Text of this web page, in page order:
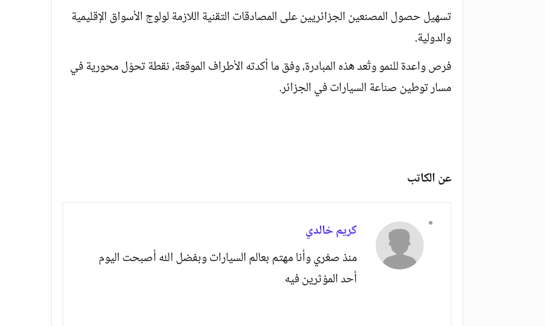
تسهيل حصول المصنعين الجزائريين على المصادقات التقنية اللازمة لولوج الأسواق الإقليمية
والدولية.
فرص واعدة للنمو وتُعد هذه المبادرة، وفق ما أكدته الأطراف الموقعة، نقطة تحوّل محورية في
مسار توطين صناعة السيارات في الجزائر.
عن الكاتب
كريم خالدي
منذ صغري وأنا مهتم بعالم السيارات وبفضل الله أصبحت اليوم
أحد المؤثرين فيه